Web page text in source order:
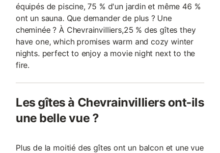
équipés de piscine, 75 % d'un jardin et même 46 %
ont un sauna. Que demander de plus ? Une
cheminée ? À Chevrainvilliers,25 % des gîtes they
have one, which promises warm and cozy winter
nights. perfect to enjoy a movie night next to the
fire.
Les gîtes à Chevrainvilliers ont-ils
une belle vue ?
Plus de la moitié des gîtes ont un balcon et une vue